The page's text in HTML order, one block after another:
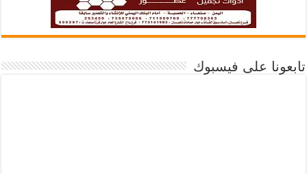
تابعونا على فيسبوك